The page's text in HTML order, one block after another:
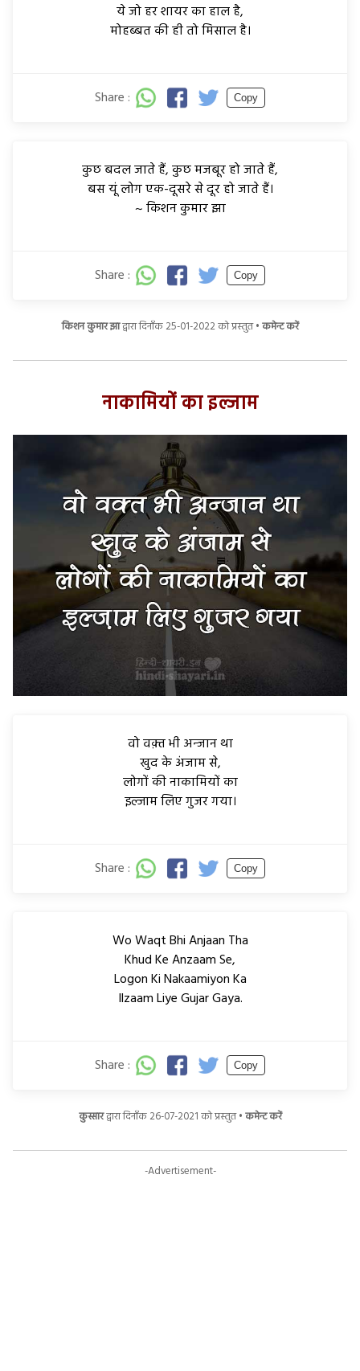
ये जो हर शायर का हाल है,
मोहब्बत की ही तो मिसाल है।
Share : Copy
कुछ बदल जाते हैं, कुछ मजबूर हो जाते हैं,
बस यूं लोग एक-दूसरे से दूर हो जाते हैं।
~ किशन कुमार झा
Share : Copy
किशन कुमार झाद्वारा दिनाँक 25-01-2022 को प्रस्तुत •कमेन्ट करें
नाकामियों का इल्जाम
वो वक़्त भी अन्जान था
खुद के अंजाम से,
लोगों की नाकामियों का
इल्जाम लिए गुजर गया।
Share : Copy
Wo Waqt Bhi Anjaan Tha
Khud Ke Anzaam Se,
Logon Ki Nakaamiyon Ka
Ilzaam Liye Gujar Gaya.
Share : Copy
कुस्सारद्वारा दिनाँक 26-07-2021 को प्रस्तुत •कमेन्ट करें
-Advertisement-